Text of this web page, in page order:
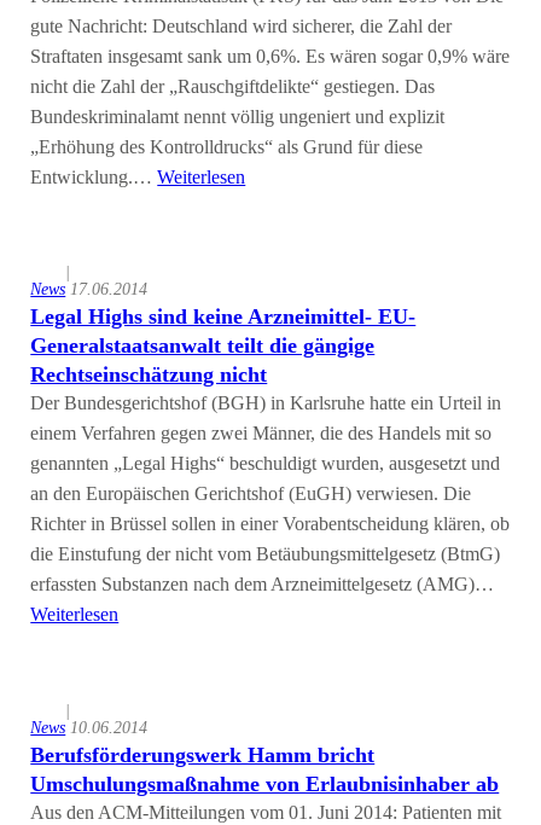
gute Nachricht: Deutschland wird sicherer, die Zahl der
Straftaten insgesamt sank um 0,6%. Es wären sogar 0,9% wäre
nicht die Zahl der „Rauschgiftdelikte“ gestiegen. Das
Bundeskriminalamt nennt völlig ungeniert und explizit
„Erhöhung des Kontrolldrucks“ als Grund für diese
Entwicklung.…Weiterlesen
News
|
17.06.2014
Legal Highs sind keine Arzneimittel- EU-
Generalstaatsanwalt teilt die gängige
Rechtseinschätzung nicht
Der Bundesgerichtshof (BGH) in Karlsruhe hatte ein Urteil in
einem Verfahren gegen zwei Männer, die des Handels mit so
genannten „Legal Highs“ beschuldigt wurden, ausgesetzt und
an den Europäischen Gerichtshof (EuGH) verwiesen. Die
Richter in Brüssel sollen in einer Vorabentscheidung klären, ob
die Einstufung der nicht vom Betäubungsmittelgesetz (BtmG)
erfassten Substanzen nach dem Arzneimittelgesetz (AMG)…
Weiterlesen
News
|
10.06.2014
Berufsförderungswerk Hamm bricht
Umschulungsmaßnahme von Erlaubnisinhaber ab
Aus den ACM-Mitteilungen vom 01. Juni 2014: Patienten mit